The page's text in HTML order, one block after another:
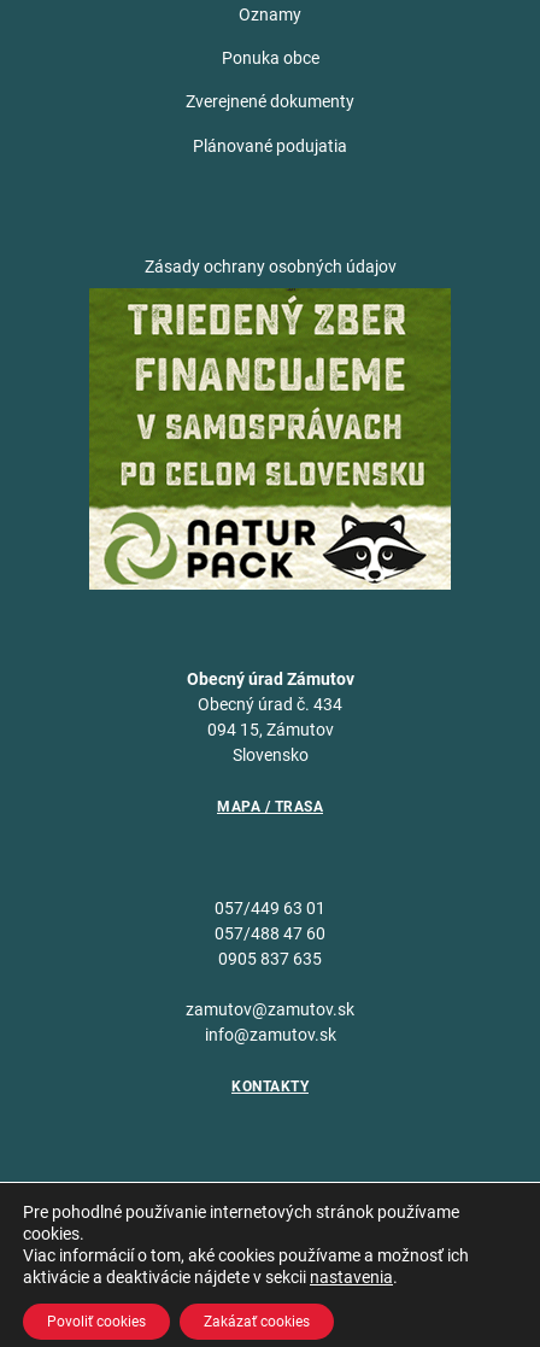
Oznamy
Ponuka obce
Zverejnené dokumenty
Plánované podujatia
Zásady ochrany osobných údajov
Obecný úrad Zámutov
Obecný úrad č. 434
094 15, Zámutov
Slovensko
MAPA / TRASA
057/449 63 01
057/488 47 60
0905 837 635
zamutov@zamutov.sk
info@zamutov.sk
KONTAKTY
Copyright © 2026 Obec
Pre pohodlné používanie internetových stránok používame
cookies.
Viac informácií o tom, aké cookies používame a možnosť ich
aktivácie a deaktivácie nájdete v sekcii nastavenia.
Povoliť cookies Zakázať cookies